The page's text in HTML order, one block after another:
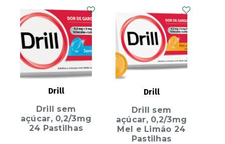
Drill
Drill sem
açúcar, 0,2/3mg
24 Pastilhas
Drill
Drill sem
açúcar, 0,2/3mg
Mel e Limão 24
Pastilhas